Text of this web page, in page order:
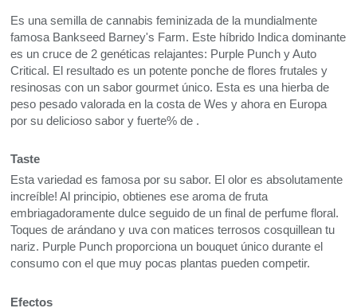
Es una semilla de cannabis feminizada de la mundialmente
famosa Bankseed Barney's Farm. Este híbrido Indica dominante
es un cruce de 2 genéticas relajantes: Purple Punch y Auto
Critical. El resultado es un potente ponche de flores frutales y
resinosas con un sabor gourmet único. Esta es una hierba de
peso pesado valorada en la costa de Wes y ahora en Europa
por su delicioso sabor y fuerte% de .
Taste
Esta variedad es famosa por su sabor. El olor es absolutamente
increíble! Al principio, obtienes ese aroma de fruta
embriagadoramente dulce seguido de un final de perfume floral.
Toques de arándano y uva con matices terrosos cosquillean tu
nariz. Purple Punch proporciona un bouquet único durante el
consumo con el que muy pocas plantas pueden competir.
Efectos